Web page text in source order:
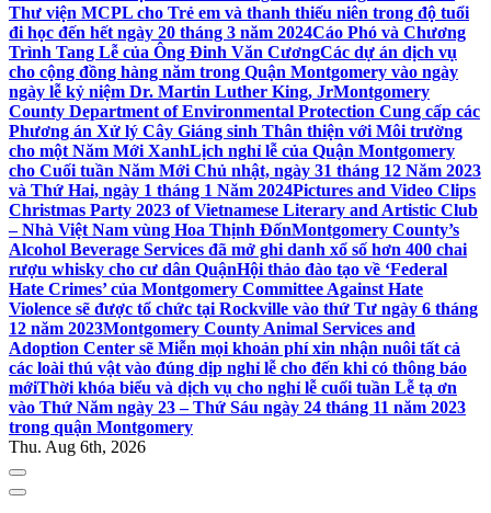
Thư viện MCPL cho Trẻ em và thanh thiếu niên trong độ tuổi
đi học đến hết ngày 20 tháng 3 năm 2024Cáo Phó và Chương
Trình Tang Lễ của Ông Đinh Văn CươngCác dự án dịch vụ
cho cộng đồng hàng năm trong Quận Montgomery vào ngày
ngày lễ kỷ niệm Dr. Martin Luther King, JrMontgomery
County Department of Environmental Protection Cung cấp các
Phương án Xử lý Cây Giáng sinh Thân thiện với Môi trường
cho một Năm Mới XanhLịch nghỉ lễ của Quận Montgomery
cho Cuối tuần Năm Mới Chủ nhật, ngày 31 tháng 12 Năm 2023
và Thứ Hai, ngày 1 tháng 1 Năm 2024Pictures and Video Clips
Christmas Party 2023 of Vietnamese Literary and Artistic Club
– Nhà Việt Nam vùng Hoa Thịnh ĐốnMontgomery County’s
Alcohol Beverage Services đã mở ghi danh xổ số hơn 400 chai
rượu whisky cho cư dân QuậnHội thảo đào tạo về ‘Federal
Hate Crimes’ của Montgomery Committee Against Hate
Violence sẽ được tổ chức tại Rockville vào thứ Tư ngày 6 tháng
12 năm 2023Montgomery County Animal Services and
Adoption Center sẽ Miễn mọi khoản phí xin nhận nuôi tất cả
các loài thú vật vào đúng dịp nghỉ lễ cho đến khi có thông báo
mớiThời khóa biểu và dịch vụ cho nghỉ lễ cuối tuần Lễ tạ ơn
vào Thứ Năm ngày 23 – Thứ Sáu ngày 24 tháng 11 năm 2023
trong quận Montgomery
Thu. Aug 6th, 2026